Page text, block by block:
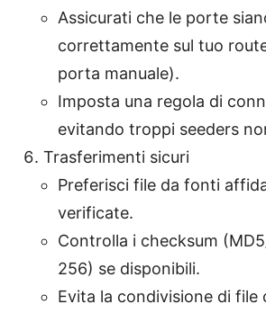
Assicurati che le porte
correttamente sul tuo
porta manuale).
Imposta una regola di
evitando troppi seeders
Trasferimenti sicuri
Preferisci file da fonti
verificate.
Controlla i checksum
256) se disponibili.
Evita la condivisione di